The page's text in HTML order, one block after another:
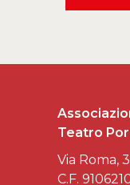
Teatro
Via Roma,
C.F.